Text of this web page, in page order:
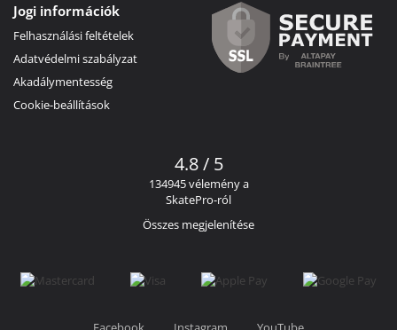
Jogi információk
Felhasználási feltételek
Adatvédelmi szabályzat
Akadálymentesség
Cookie-beállítások
4.8 / 5
134945 vélemény a
SkatePro-ról
Összes megjelenítése